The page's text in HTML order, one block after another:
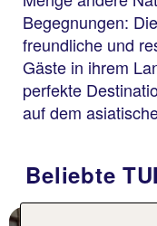
Begegnungen:
freundliche und
Gäste in ihrem
perfekte
auf dem
Beliebte